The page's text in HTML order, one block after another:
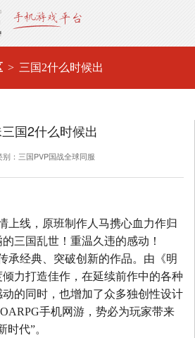
三国2什么时候出
国2什么时候出
别：三国PVP国战全球同服
上线，原班制作人马携心血力作归
三国乱世！重温久违的感动！
承经典、突破创新的作品。由《明
力打造佳作，在延续前作中的各种
的同时，也增加了众多独创性设计
手机网游，势必为玩家带来
代”。